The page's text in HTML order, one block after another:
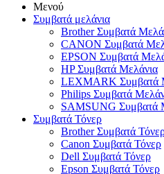
Μενού
Συμβατά μελάνια
Brother Συμβατά
CANON Συμβατά
EPSON Συμβατά
HP Συμβατά Μελάνια
LEXMARK Συμβατά
Philips Συμβατά
SAMSUNG Συμβατά
Συμβατά Τόνερ
Brother Συμβατά
Canon Συμβατά Τόνερ
Dell Συμβατά Τόνερ
Epson Συμβατά Τόνερ